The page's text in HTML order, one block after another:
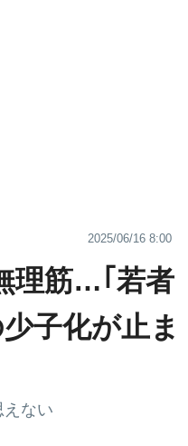
2025/06/16 8:00
理筋…｢若者
子化が止ま
ない